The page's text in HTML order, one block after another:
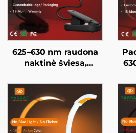
625–630 nm raudona
naktinė šviesa,
valandų, 3 ryškumo
nustatymai, juodai
dažytas korpusas,
greitas 1 valandos USB
įkrovimas